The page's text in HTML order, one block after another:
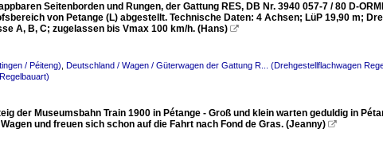
Seitenborden und Rungen, der Gattung RES, DB Nr. 3940 057-7 / 80 D-
von Petange (L) abgestellt. Technische Daten: 4 Achsen; LüP 19,90 m;
A, B, C; zugelassen bis Vmax 100 km/h. (Hans) 
/ Péiteng) Deutschland / Wagen / Güterwagen der Gattung R... (Drehgestellflachwagen
der Museumsbahn Train 1900 in Pétange - Groß und klein warten geduldig in
und freuen sich schon auf die Fahrt nach Fond de Gras. (Jeanny) 